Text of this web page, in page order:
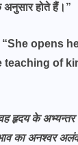
अनुसार होते हैं।”
“She opens
teaching of
हृदय के अभ्‍यन्‍तर
का अनश्‍वर